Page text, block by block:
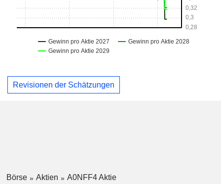
Revisionen der Schätzungen
Börse Aktien A0NFF4 Aktie